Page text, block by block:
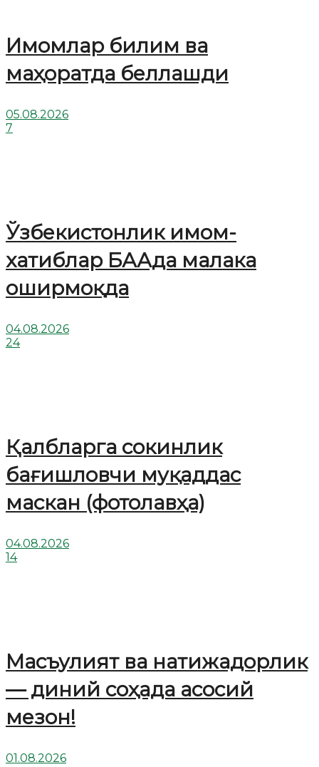
Имомлар билим ва
маҳоратда беллашди
05.08.2026
7
Ўзбекистонлик имом-
хатиблар БААда малака
оширмоқда
04.08.2026
24
Қалбларга сокинлик
бағишловчи муқаддас
маскан (фотолавҳа)
04.08.2026
14
Масъулият ва натижадорлик
— диний соҳада асосий
мезон!
01.08.2026